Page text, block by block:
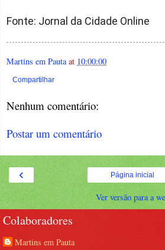
Fonte: Jornal da Cidade Online
Martins em Pauta at 10:00:00
Compartilhar
Nenhum comentário:
Postar um comentário
‹ Página inicial
Ver versão para a
Colaboradores
Martins em Pauta